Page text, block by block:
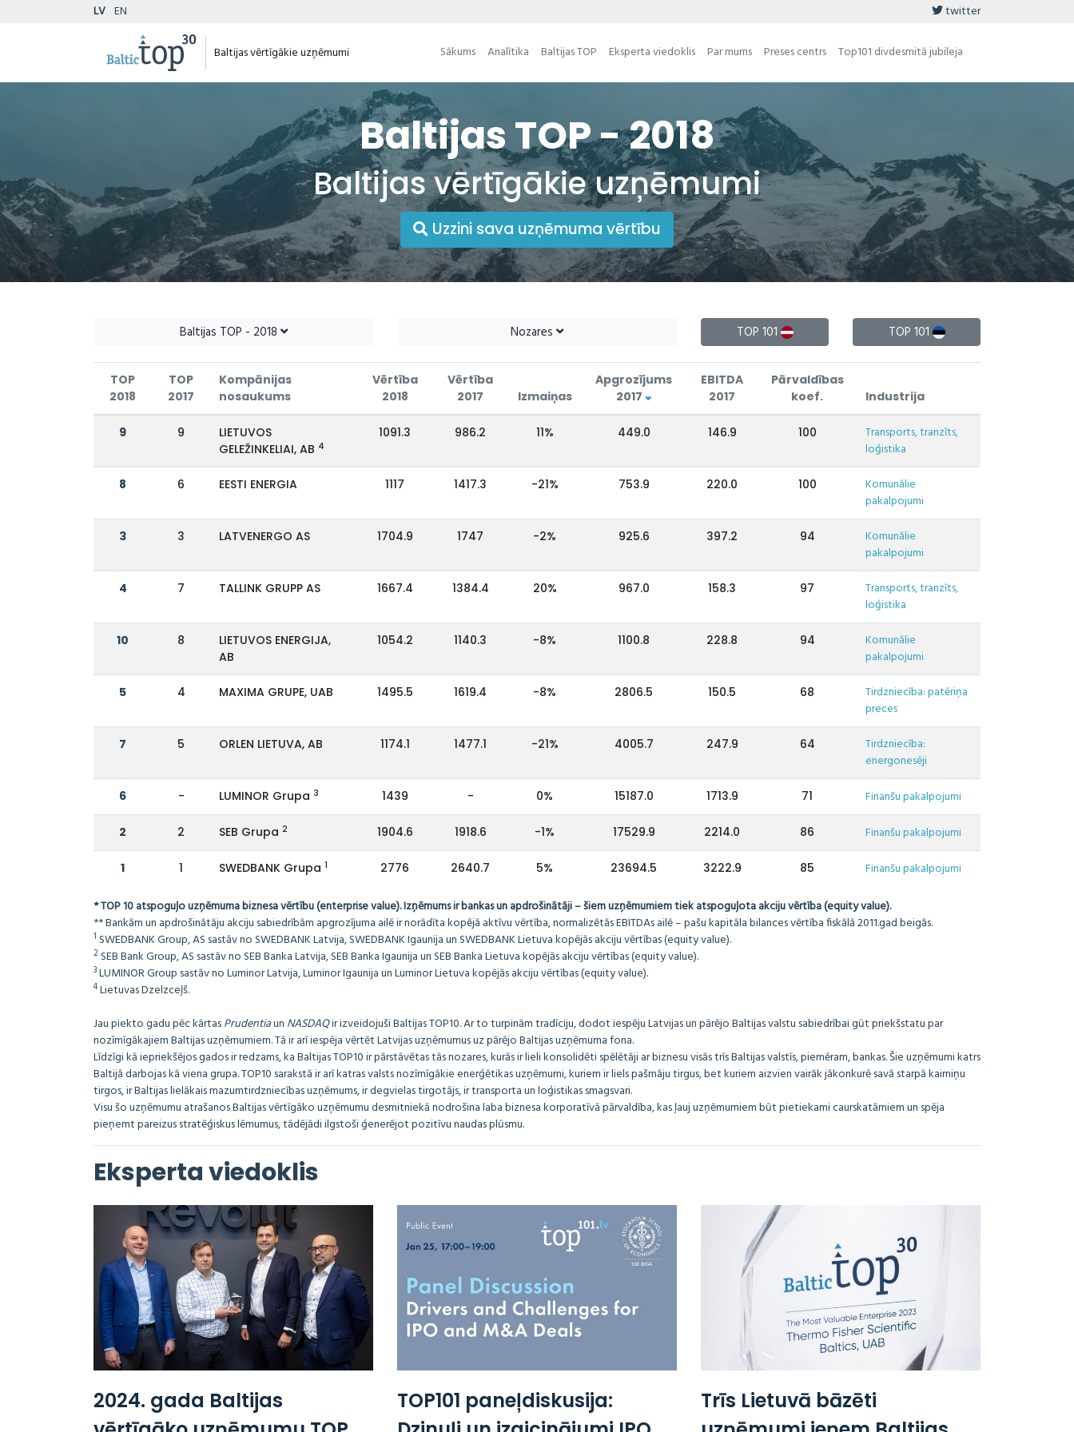
LV EN twitter
Baltijas vērtīgākie uzņēmumi Sākums Analītika Baltijas TOP Eksperta viedoklis Par mums Preses centrs Top101 divdesmitā jubileja
Baltijas TOP - 2018
Baltijas vērtīgākie uzņēmumi
Uzzini sava uzņēmuma vērtību
Baltijas TOP - 2018 Nozares TOP 101 TOP 101
TOP
2018
TOP
2017
Kompānijas
nosaukums
Vērtība
2018
Vērtība
2017
Izmaiņas
Apgrozījums
2017
EBITDA
2017
Pārvaldības
koef.
Industrija
9 9
LIETUVOS
GELEŽINKELIAI, AB 4
1091.3 986.2 11% 449.0 146.9 100
Transports, tranzīts,
loģistika
8 6 EESTI ENERGIA 1117 1417.3 -21% 753.9 220.0 100
Komunālie
pakalpojumi
3 3 LATVENERGO AS 1704.9 1747 -2% 925.6 397.2 94
Komunālie
pakalpojumi
4 7 TALLINK GRUPP AS 1667.4 1384.4 20% 967.0 158.3 97
Transports, tranzīts,
loģistika
10 8
LIETUVOS ENERGIJA,
AB
1054.2 1140.3 -8% 1100.8 228.8 94
Komunālie
pakalpojumi
5 4 MAXIMA GRUPE, UAB 1495.5 1619.4 -8% 2806.5 150.5 68
Tirdzniecība: patēriņa
preces
7 5 ORLEN LIETUVA, AB 1174.1 1477.1 -21% 4005.7 247.9 64
Tirdzniecība:
energonesēji
6 - LUMINOR Grupa 3 1439 - 0% 15187.0 1713.9 71 Finanšu pakalpojumi
2 2 SEB Grupa2 1904.6 1918.6 -1% 17529.9 2214.0 86 Finanšu pakalpojumi
1 1 SWEDBANK Grupa 1 2776 2640.7 5% 23694.5 3222.9 85 Finanšu pakalpojumi
* TOP 10 atspoguļo uzņēmuma biznesa vērtību (enterprise value). Izņēmums ir bankas un apdrošinātāji – šiem uzņēmumiem tiek atspoguļota akciju vērtība (equity value).
** Bankām un apdrošinātāju akciju sabiedrībām apgrozījuma ailē ir norādīta kopējā aktīvu vērtība, normalizētās EBITDAs ailē – pašu kapitāla bilances vērtība fiskālā 2011.gad beigās.
1 SWEDBANK Group, AS sastāv no SWEDBANK Latvija, SWEDBANK Igaunija un SWEDBANK Lietuva kopējās akciju vērtības (equity value).
2 SEB Bank Group, AS sastāv no SEB Banka Latvija, SEB Banka Igaunija un SEB Banka Lietuva kopējās akciju vērtības (equity value).
3LUMINOR Group sastāv no Luminor Latvija, Luminor Igaunija un Luminor Lietuva kopējās akciju vērtības (equity value).
4Lietuvas Dzelzceļš.
Jau piekto gadu pēc kārtasPrudentiaun NASDAQir izveidojuši Baltijas TOP10. Ar to turpinām tradīciju, dodot iespēju Latvijas un pārējo Baltijas valstu sabiedrībai gūt priekšstatu par
nozīmīgākajiem Baltijas uzņēmumiem. Tā ir arī iespēja vērtēt Latvijas uzņēmumus uz pārējo Baltijas uzņēmuma fona.
Līdzīgi kā iepriekšējos gados ir redzams, ka Baltijas TOP10 ir pārstāvētas tās nozares, kurās ir lieli konsolidēti spēlētāji ar biznesu visās trīs Baltijas valstīs, piemēram, bankas. Šie uzņēmumi katrs
Baltijā darbojas kā viena grupa. TOP10 sarakstā ir arī katras valsts nozīmīgākie enerģētikas uzņēmumi, kuriem ir liels pašmāju tirgus, bet kuriem aizvien vairāk jākonkurē savā starpā kaimiņu
tirgos, ir Baltijas lielākais mazumtirdzniecības uzņēmums, ir degvielas tirgotājs, ir transporta un loģistikas smagsvari.
Visu šo uzņēmumu atrašanos Baltijas vērtīgāko uzņēmumu desmitniekā nodrošina laba biznesa korporatīvā pārvaldība, kas ļauj uzņēmumiem būt pietiekami caurskatāmiem un spēja
pieņemt pareizus stratēģiskus lēmumus, tādējādi ilgstoši ģenerējot pozitīvu naudas plūsmu.
Eksperta viedoklis
2024. gada Baltijas
TOP101 paneļdiskusija:
Trīs Lietuvā bāzēti